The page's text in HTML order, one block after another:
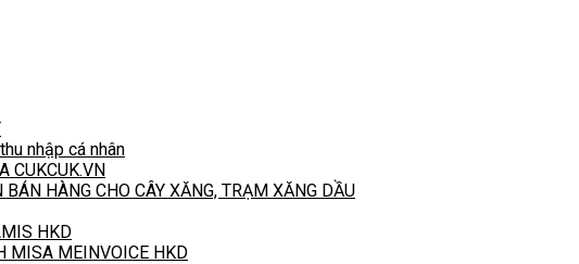
nhập cá nhân
CUKCUK.VN
HÀNG CHO CÂY XĂNG, TRẠM XĂNG DẦU
HKD
MISA MEINVOICE HKD